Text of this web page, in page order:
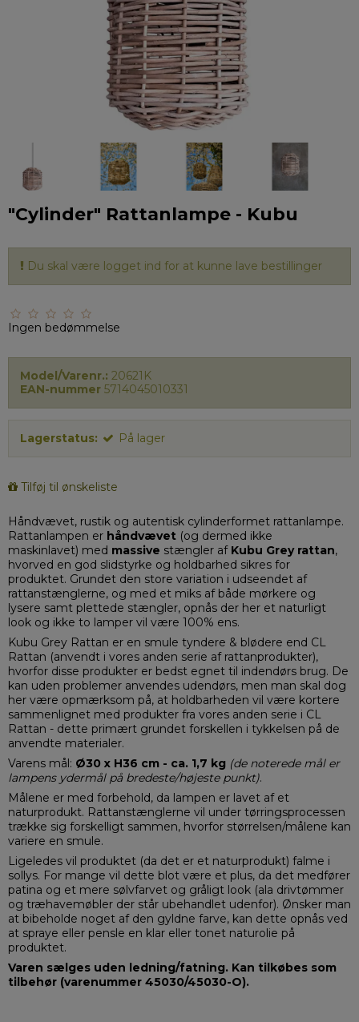
"Cylinder" Rattanlampe - Kubu
Du skal være logget ind for at kunne lave bestillinger
Ingen bedømmelse
Model/Varenr.: 20621K
EAN-nummer 5714045010331
Lagerstatus: På lager
Tilføj til ønskeliste
Håndvævet, rustik og autentisk cylinderformet rattanlampe.
Rattanlampen er håndvævet (og dermed ikke
maskinlavet) med massive stængler af Kubu Grey rattan,
hvorved en god slidstyrke og holdbarhed sikres for
produktet. Grundet den store variation i udseendet af
rattanstænglerne, og med et miks af både mørkere og
lysere samt plettede stængler, opnås der her et naturligt
look og ikke to lamper vil være 100% ens.
Kubu Grey Rattan er en smule tyndere & blødere end CL
Rattan (anvendt i vores anden serie af rattanprodukter),
hvorfor disse produkter er bedst egnet til indendørs brug. De
kan uden problemer anvendes udendørs, men man skal dog
her være opmærksom på, at holdbarheden vil være kortere
sammenlignet med produkter fra vores anden serie i CL
Rattan - dette primært grundet forskellen i tykkelsen på de
anvendte materialer.
Varens mål: Ø30 x H36 cm - ca. 1,7 kg (de noterede mål er
lampens ydermål på bredeste/højeste punkt).
Målene er med forbehold, da lampen er lavet af et
naturprodukt. Rattanstænglerne vil under tørringsprocessen
trække sig forskelligt sammen, hvorfor størrelsen/målene kan
variere en smule.
Ligeledes vil produktet (da det er et naturprodukt) falme i
sollys. For mange vil dette blot være et plus, da det medfører
patina og et mere sølvfarvet og gråligt look (ala drivtømmer
og træhavemøbler der står ubehandlet udenfor). Ønsker man
at bibeholde noget af den gyldne farve, kan dette opnås ved
at spraye eller pensle en klar eller tonet naturolie på
produktet.
Varen sælges uden ledning/fatning. Kan tilkøbes som
tilbehør (varenummer 45030/45030-O).